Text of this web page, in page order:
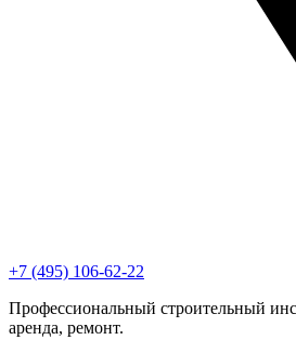
+7 (495) 106-62-22
Профессиональный строительный
аренда, ремонт.